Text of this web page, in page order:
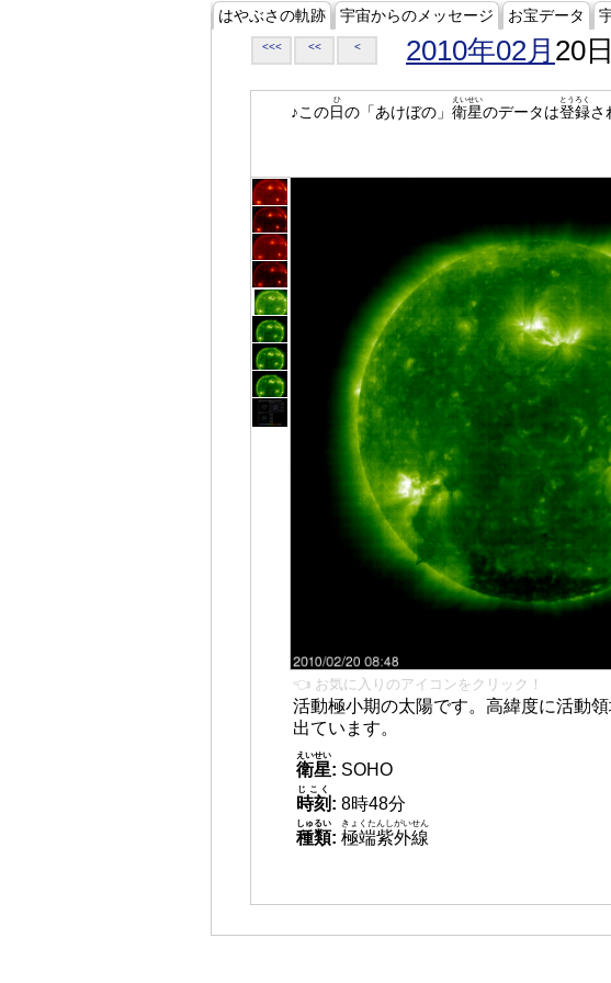
はやぶさの軌跡 宇宙からのメッセージ お宝データ
<<< << < 2010年02月 20日
♪この日
ひ
の「あけぼの」 衛星
えいせい
のデータは登録
とうろく
さ
👈 お気に入りのアイコンをクリック！
活動極小期の太陽です。高緯度に活動
出ています。
衛星
えいせい
: SOHO
時刻
じこく
: 8時48分
種類
しゅるい
: 極端紫外線
きょくたんしがいせん